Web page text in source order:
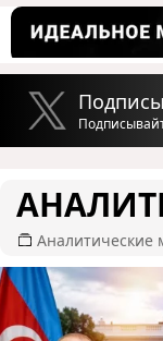
Аналитические